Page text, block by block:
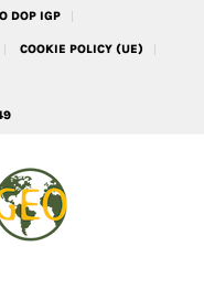
DOP IGP
COOKIE POLICY (UE)